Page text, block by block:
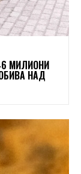
МИЛИОНИ
НАД